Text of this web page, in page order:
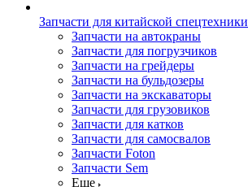
Запчасти для китайской спецтехники
Запчасти на автокраны
Запчасти для погрузчиков
Запчасти на грейдеры
Запчасти на бульдозеры
Запчасти на экскаваторы
Запчасти для грузовиков
Запчасти для катков
Запчасти для самосвалов
Запчасти Foton
Запчасти Sem
Еще